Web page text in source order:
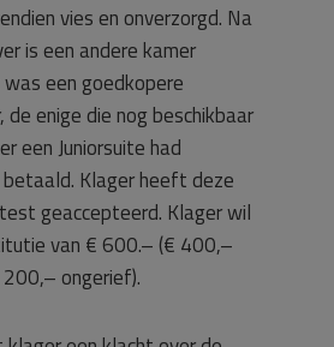
vies en onverzorgd. Na
is een andere kamer
een goedkopere
enige die nog beschikbaar
een Juniorsuite had
Klager heeft deze
geaccepteerd. Klager wil
van € 600.– (€ 400,–
ongerief).